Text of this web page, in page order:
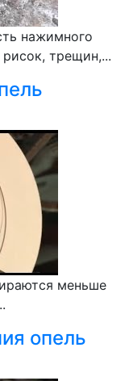
нажимного
трещин,...
меньше
опель